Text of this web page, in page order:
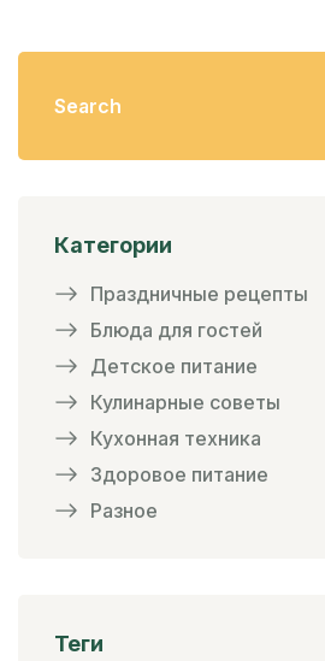
Категории
Праздничные рецепты
Блюда для гостей
Детское питание
Кулинарные советы
Кухонная техника
Здоровое питание
Разное
Теги